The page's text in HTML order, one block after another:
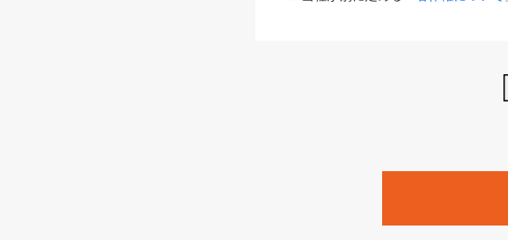
は、本規約の規定が優先して適用され
1. 「本サービス」とは、当社が提供
みます）及びこれらサービスに関連
「SEBook」「SEShop」「